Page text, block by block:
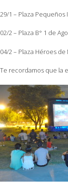
29/1 – Plaza Pequeños
02/2 – Plaza B° 1 de
04/2 – Plaza Héroes de
Te recordamos que la